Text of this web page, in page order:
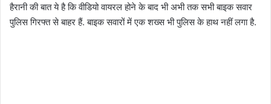
हैरानी की बात ये है कि वीडियो वायरल होने के बाद भी अभी तक सभी बाइक सवार
पुलिस गिरफ्त से बाहर हैं. बाइक सवारों में एक शख्स भी पुलिस के हाथ नहीं लगा है.